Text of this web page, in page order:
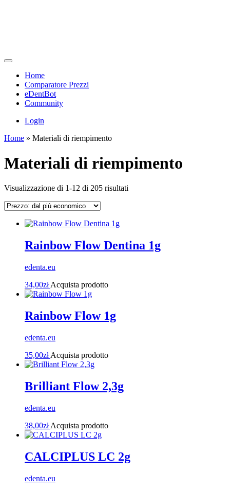
Home
Comparatore Prezzi
eDentBot
Community
Login
Home » Materiali di riempimento
Materiali di riempimento
Visualizzazione di 1-12 di 205 risultati
Rainbow Flow Dentina 1g
edenta.eu
34,00zł Acquista prodotto
Rainbow Flow 1g
edenta.eu
35,00zł Acquista prodotto
Brilliant Flow 2,3g
edenta.eu
38,00zł Acquista prodotto
CALCIPLUS LC 2g
edenta.eu